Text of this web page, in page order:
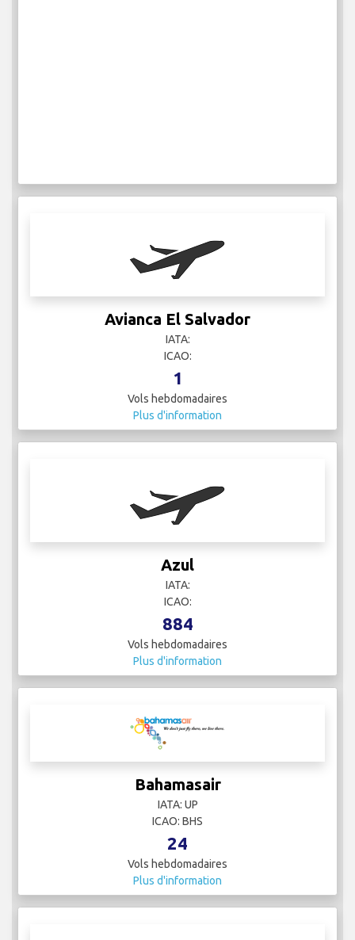
Avianca El Salvador
IATA:
ICAO:
1
Vols hebdomadaires
Plus d'information
Azul
IATA:
ICAO:
884
Vols hebdomadaires
Plus d'information
Bahamasair
IATA: UP
ICAO: BHS
24
Vols hebdomadaires
Plus d'information